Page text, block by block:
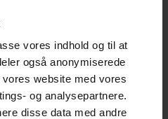
vores indhold og til at
også anonymiserede
website med vores
og analysepartnere.
disse data med andre